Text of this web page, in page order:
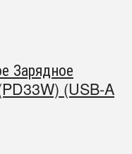
Зарядное
(USB-A